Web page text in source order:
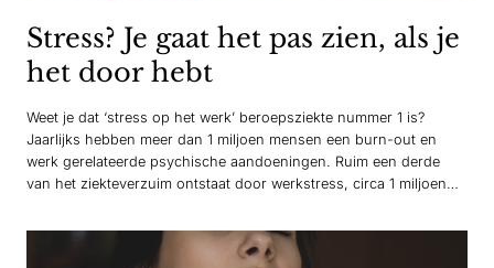
Stress? Je gaat het pas zien, als je
het door hebt
Weet je dat ‘stress op het werk’ beroepsziekte nummer 1 is?
Jaarlijks hebben meer dan 1 miljoen mensen een burn-out en
werk gerelateerde psychische aandoeningen. Ruim een derde
van het ziekteverzuim ontstaat door werkstress, circa 1 miljoen
de werknemers tussen de 25 tot 35 jaar…